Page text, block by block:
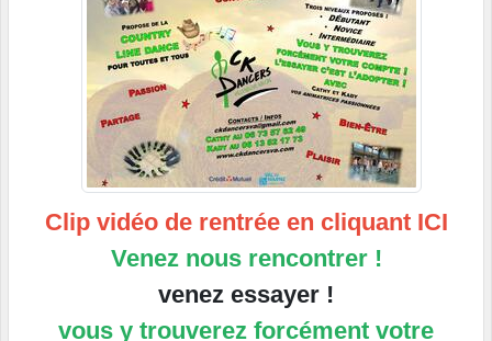
Clip vidéo de rentrée en cliquant ICI
Venez nous rencontrer !
venez essayer !
vous y trouverez forcément votre